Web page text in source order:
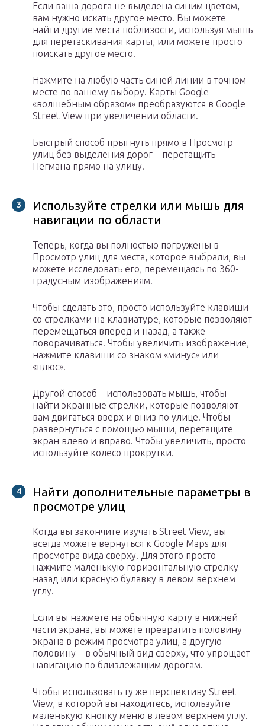
Если ваша дорога не выделена синим цветом,
вам нужно искать другое место. Вы можете
найти другие места поблизости, используя мышь
для перетаскивания карты, или можете просто
поискать другое место.
Нажмите на любую часть синей линии в точном
месте по вашему выбору. Карты Google
«волшебным образом» преобразуются в Google
Street View при увеличении области.
Быстрый способ прыгнуть прямо в Просмотр
улиц без выделения дорог – перетащить
Пегмана прямо на улицу.
Используйте стрелки или мышь для
навигации по области
Теперь, когда вы полностью погружены в
Просмотр улиц для места, которое выбрали, вы
можете исследовать его, перемещаясь по 360-
градусным изображениям.
Чтобы сделать это, просто используйте клавиши
со стрелками на клавиатуре, которые позволяют
перемещаться вперед и назад, а также
поворачиваться. Чтобы увеличить изображение,
нажмите клавиши со знаком «минус» или
«плюс».
Другой способ – использовать мышь, чтобы
найти экранные стрелки, которые позволяют
вам двигаться вверх и вниз по улице. Чтобы
развернуться с помощью мыши, перетащите
экран влево и вправо. Чтобы увеличить, просто
используйте колесо прокрутки.
Найти дополнительные параметры в
просмотре улиц
Когда вы закончите изучать Street View, вы
всегда можете вернуться к Google Maps для
просмотра вида сверху. Для этого просто
нажмите маленькую горизонтальную стрелку
назад или красную булавку в левом верхнем
углу.
Если вы нажмете на обычную карту в нижней
части экрана, вы можете превратить половину
экрана в режим просмотра улиц, а другую
половину – в обычный вид сверху, что упрощает
навигацию по близлежащим дорогам.
Чтобы использовать ту же перспективу Street
View, в которой вы находитесь, используйте
маленькую кнопку меню в левом верхнем углу.